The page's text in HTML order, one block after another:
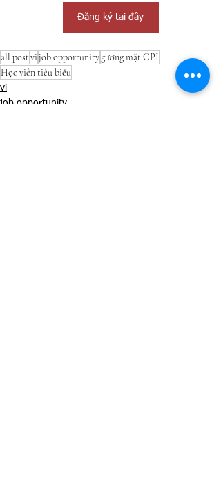
Đăng ký tại đây
all postvijob opportunitygương mặt CPI
Học viên tiêu biểu
vi
job opportunity